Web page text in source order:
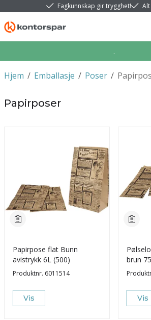
Fagkunnskap gir trygghet!
.
/
Hjem /
Emballasje /
Poser
Papirposer
Papirpose flat Bunn
avistrykk 6L (500)
Produktnr. 6011514
Vis
brun
(1000)
Vis